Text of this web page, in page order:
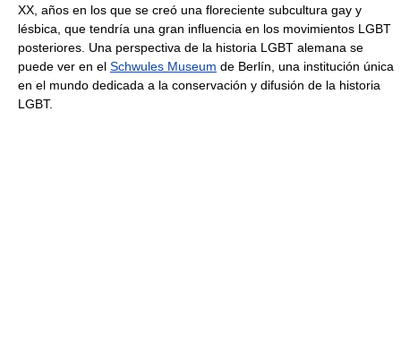
XX, años en los que se creó una floreciente subcultura gay y
lésbica, que tendría una gran influencia en los movimientos LGBT
posteriores. Una perspectiva de la historia LGBT alemana se
puede ver en el Schwules Museum de Berlín, una institución única
en el mundo dedicada a la conservación y difusión de la historia
LGBT.